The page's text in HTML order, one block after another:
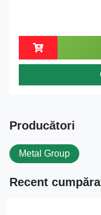
Producători
Metal Group
Recent